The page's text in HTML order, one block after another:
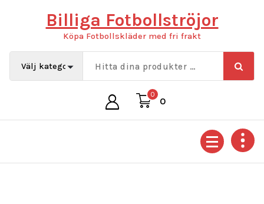
Billiga Fotbollströjor
Köpa Fotbollskläder med fri frakt
0
0